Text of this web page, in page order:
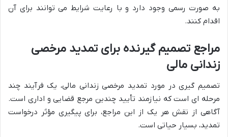
به صورت رسمی وجود دارد و با رعایت شرایط می توانند برای آن
اقدام کنند.
مراجع تصمیم گیرنده برای تمدید مرخصی
زندانی مالی
تصمیم گیری در مورد تمدید مرخصی زندانی مالی، یک فرآیند چند
مرحله ای است که نیازمند تأیید چندین مرجع قضایی و اداری است.
آگاهی از نقش هر یک از این مراجع، برای پیگیری مؤثر درخواست
تمدید، بسیار حیاتی است.